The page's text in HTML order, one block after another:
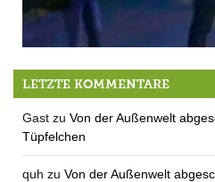
LETZTE KOMMENTARE
Gast zu Von der Außenwelt
Tüpfelchen
quh zu Von der Außenwelt